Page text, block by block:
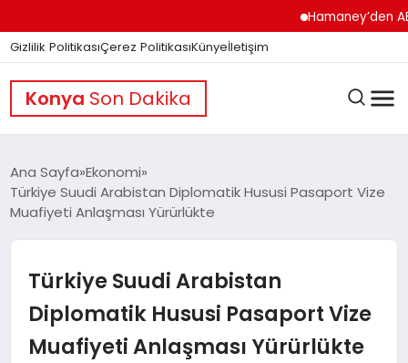
Hamaney’den
Gizlilik PolitikasıÇerez PolitikasıKünyeİletişim
Konya Son Dakika
GÜNDEM
DÜNYA
EĞITIM
Ana Sayfa Ekonomi
Türkiye Suudi Arabistan Diplomatik Hususi Pasaport Vize
Muafiyeti Anlaşması Yürürlükte
Türkiye Suudi Arabistan
Diplomatik Hususi Pasaport Vize
Muafiyeti Anlaşması Yürürlükte